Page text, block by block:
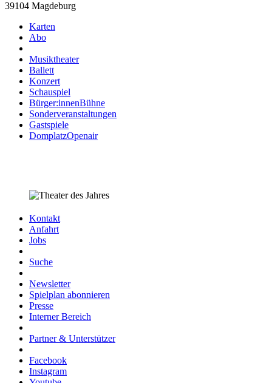
39104 Magdeburg
Karten
Abo
Musiktheater
Ballett
Konzert
Schauspiel
Bürger:innenBühne
Sonderveranstaltungen
Gastspiele
DomplatzOpenair
Kontakt
Anfahrt
Jobs
Suche
Newsletter
Spielplan abonnieren
Presse
Interner Bereich
Partner & Unterstützer
Facebook
Instagram